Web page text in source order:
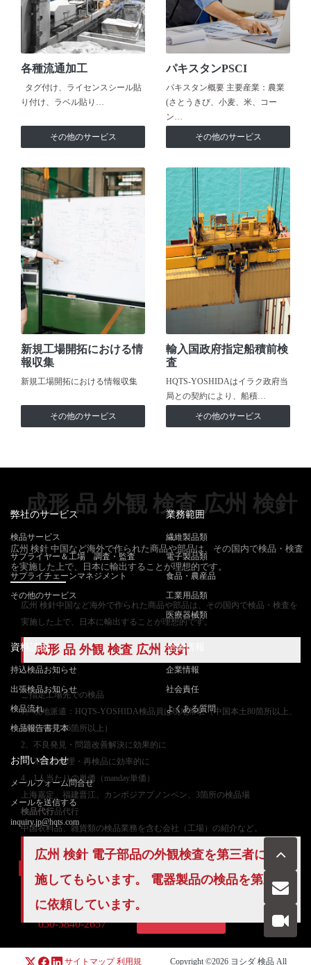
各種流通加工
タグ付け、ライセンスシール貼
り付け、ラベル貼り…
その他のサービス
パキスタンPSCI
パキスタン概要 主要産業：農業
(さとうきび、小麦、米、コー
ン…
その他のサービス
新規工場開拓における情
報収集
新規工場開拓における情報収集
その他のサービス
輸入国政府指定船積前検
査
HQTS-YOSHIDAはイラク政府当
局との契約により、船積…
その他のサービス
成形 品 外観 検査 広州 検針
広州 検針 中国など海外で作られた商品や部品は、その国内で検品・検査
を実施した上で、日本に輸出することが理想的です。
広州 検針中国など海外で作られた商品や部品は、その国内で検品・検査を
実施した上で、日本に輸出することが理想的です。
成形 品 外観 検査 広州 検針
ご指定工場先での検品
1、現地派遣：HQTS-YOSHIDA検品員は現地常駐（中国本土80箇所以上、
東南アジア26箇所以上）
2、不良発見・問題改善解決に効果的に
3、不良品修理・再検品に効率的に
4、1人当たりの単価（manday単価）
上海嘉定、福建晋江、カンボジアプノンペン、3箇所の検品場
検品代行品代行
中国衣料品、雑貨類の検品業務を含む会社（工場）の紹介など。
広州 検針 電子部品の外観検査を第三者に実
施してもらいます。 電器製品の検品を第三者
に依頼しています。
弊社のサービス
検品サービス
サプライヤー＆工場 調査・監査
サプライチェーンマネジメント
その他のサービス
業務範囲
繊維製品類
電子製品類
食品・農産品
工業用品類
医療器械類
資料請求
持込検品お知らせ
出張検品お知らせ
検品流れ
検品報告書見本
企業情報
企業情報
社会責任
よくある質問
お問い合わせ
メールフォーム問合せ
メールを送信する
inquiry.jp@hqts.com
お電話でのお問い合わせ
050-5840-2657
サイトマップ 利用規 Copyright ©2026 ヨシダ 検品 All